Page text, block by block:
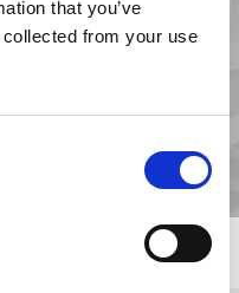
that you’ve
from your useNext